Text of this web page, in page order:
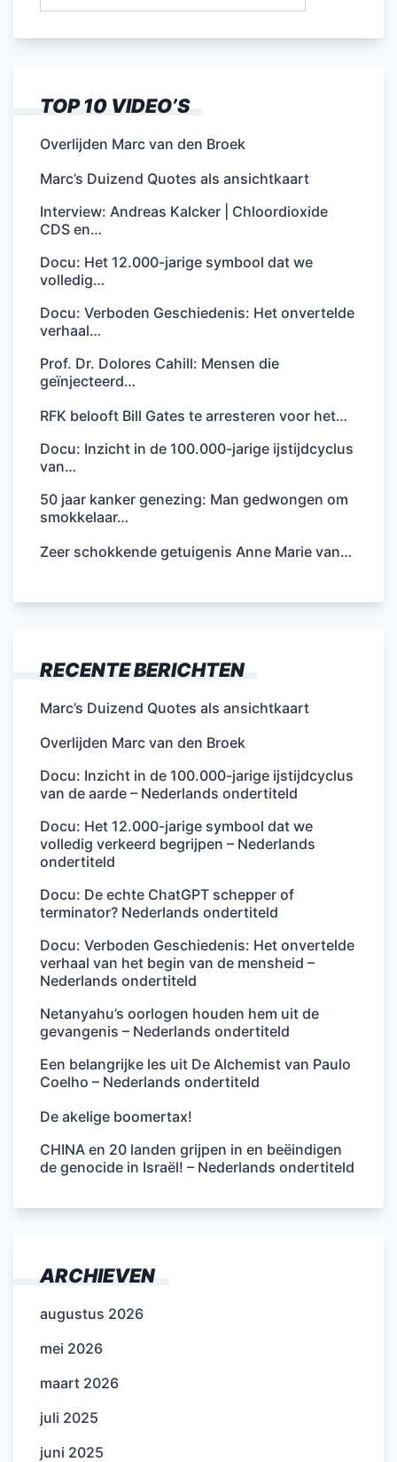
TOP 10 VIDEO’S
Overlijden Marc van den Broek
Marc’s Duizend Quotes als ansichtkaart
Interview: Andreas Kalcker | Chloordioxide
CDS en…
Docu: Het 12.000-jarige symbool dat we
volledig…
Docu: Verboden Geschiedenis: Het onvertelde
verhaal…
Prof. Dr. Dolores Cahill: Mensen die
geïnjecteerd…
RFK belooft Bill Gates te arresteren voor het…
Docu: Inzicht in de 100.000-jarige ijstijdcyclus
van…
50 jaar kanker genezing: Man gedwongen om
smokkelaar…
Zeer schokkende getuigenis Anne Marie van…
RECENTE BERICHTEN
Marc’s Duizend Quotes als ansichtkaart
Overlijden Marc van den Broek
Docu: Inzicht in de 100.000-jarige ijstijdcyclus
van de aarde – Nederlands ondertiteld
Docu: Het 12.000-jarige symbool dat we
volledig verkeerd begrijpen – Nederlands
ondertiteld
Docu: De echte ChatGPT schepper of
terminator? Nederlands ondertiteld
Docu: Verboden Geschiedenis: Het onvertelde
verhaal van het begin van de mensheid –
Nederlands ondertiteld
Netanyahu’s oorlogen houden hem uit de
gevangenis – Nederlands ondertiteld
Een belangrijke les uit De Alchemist van Paulo
Coelho – Nederlands ondertiteld
De akelige boomertax!
CHINA en 20 landen grijpen in en beëindigen
de genocide in Israël! – Nederlands ondertiteld
ARCHIEVEN
augustus 2026
mei 2026
maart 2026
juli 2025
juni 2025